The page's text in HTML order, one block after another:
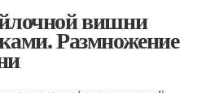
вишни
Размножение